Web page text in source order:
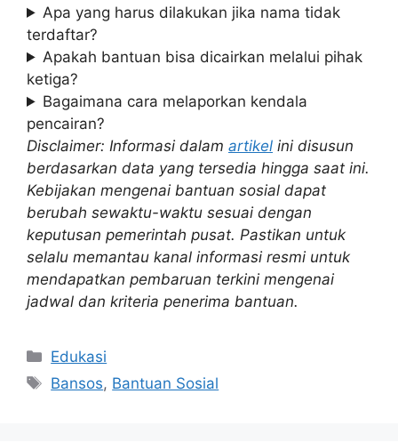
Apa yang harus dilakukan jika nama tidak
terdaftar?
Apakah bantuan bisa dicairkan melalui pihak
ketiga?
Bagaimana cara melaporkan kendala
pencairan?
Disclaimer: Informasi dalam artikel ini disusun
berdasarkan data yang tersedia hingga saat ini.
Kebijakan mengenai bantuan sosial dapat
berubah sewaktu-waktu sesuai dengan
keputusan pemerintah pusat. Pastikan untuk
selalu memantau kanal informasi resmi untuk
mendapatkan pembaruan terkini mengenai
jadwal dan kriteria penerima bantuan.
Kategori
Edukasi
Tag
Bansos, Bantuan Sosial